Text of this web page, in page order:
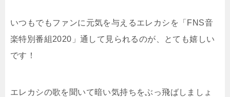
いつもでもファンに元気を与えるエレカシを「FNS音
楽特別番組2020」通して見られるのが、とても嬉しい
です！
エレカシの歌を聞いて暗い気持ちをぶっ飛ばしましょ